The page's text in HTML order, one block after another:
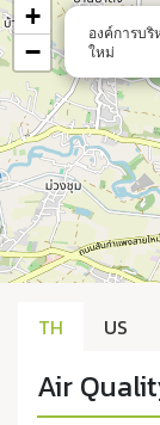
องค์การบ
ใหม่
+
−
TH US
Air